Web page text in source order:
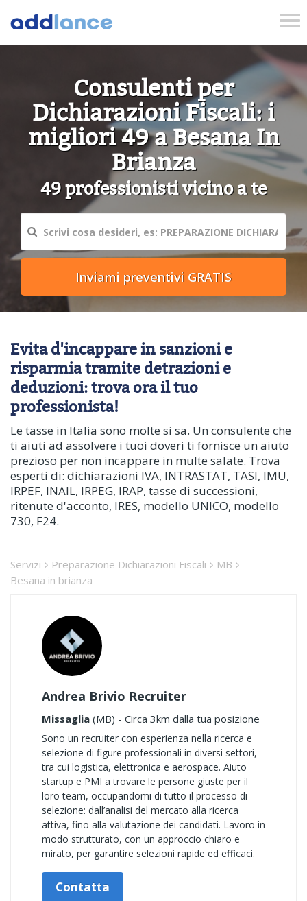
Consulenti per
Dichiarazioni Fiscali: i
migliori 49 a Besana In
Brianza
49 professionisti vicino a te
Evita d'incappare in sanzioni e
risparmia tramite detrazioni e
deduzioni: trova ora il tuo
professionista!
Le tasse in Italia sono molte si sa. Un consulente che
ti aiuti ad assolvere i tuoi doveri ti fornisce un aiuto
prezioso per non incappare in multe salate. Trova
esperti di: dichiarazioni IVA, INTRASTAT, TASI, IMU,
IRPEF, INAIL, IRPEG, IRAP, tasse di successioni,
ritenute d'acconto, IRES, modello UNICO, modello
730, F24.
Servizi Preparazione Dichiarazioni Fiscali
MB
Besana in brianza
Andrea Brivio Recruiter
Missaglia (MB) - Circa 3km dalla tua posizione
Sono un recruiter con esperienza nella ricerca e
selezione di figure professionali in diversi settori,
tra cui logistica, elettronica e aerospace. Aiuto
startup e PMI a trovare le persone giuste per il
loro team, occupandomi di tutto il processo di
selezione: dall’analisi del mercato alla ricerca
attiva, fino alla valutazione dei candidati. Lavoro in
modo strutturato, con un approccio chiaro e
mirato, per garantire selezioni rapide ed efficaci.
Contatta